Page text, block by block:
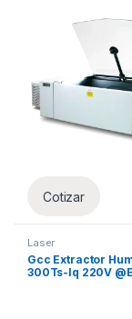
Cotizar
Laser
Gcc Extractor
300Ts-Iq 220V